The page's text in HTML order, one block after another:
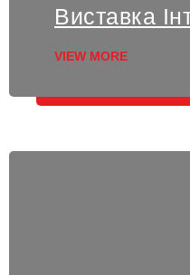
Виставка
VIEW MORE